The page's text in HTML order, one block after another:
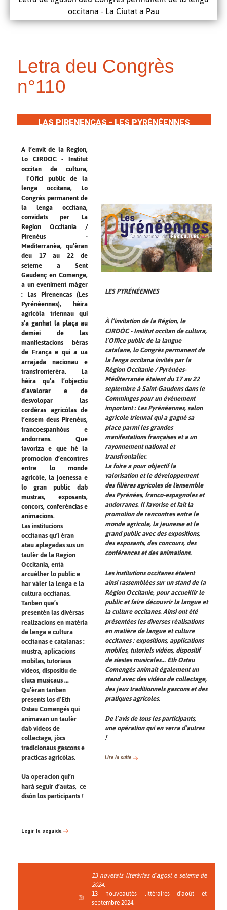
occitana - La Ciutat a Pau
Letra deu Congrès
n°110
LAS PIRENENCAS - LES PYRÉNÉENNES
A l’envit de la Region,
Lo CIRDOC - Institut
occitan de cultura,
l'Ofici public de la
lenga occitana, Lo
Congrès permanent de
la lenga occitana,
convidats per La
Region Occitania /
Pirenèus -
Mediterranèa, qu’èran
deu 17 au 22 de
seteme a Sent
Gaudenç en Comenge,
a un eveniment màger
: Las Pirenencas (Les
Pyrénéennes), hèira
agricòla triennau qui
s’a ganhat la plaça au
demiei de las
manifestacions bèras
de França e qui a ua
arrajada nacionau e
transfronterèra. La
hèira qu’a l’objectiu
d’avalorar e de
desvolopar las
cordèras agricòlas de
l’ensem deus Pirenèus,
francoespanhòus e
andorrans. Que
favoriza e que hè la
promocion d’encontres
entre lo monde
agricòle, la joenessa e
lo gran public dab
mustras, exposants,
concors, conferéncias e
animacions.
Las institucions
occitanas qu’i èran
atau aplegadas sus un
taulèr de la Region
Occitania, entà
arcuélher lo public e
har vàler la lenga e la
cultura occitanas.
Tanben que’s
presentèn las divèrsas
realizacions en matèria
de lenga e cultura
occitanas e catalanas :
mustra, aplicacions
mobilas, tutoriaus
videos, dispositiu de
clucs musicaus ...
Qu’èran tanben
presents los d’Eth
Ostau Comengés qui
animavan un taulèr
dab videos de
collectage, jòcs
tradicionaus gascons e
practicas agricòlas.
Ua operacion qui’n
harà seguir d’autas, ce
disón los participants !
Legir la seguida
LES PYRÉNÉENNES
À l’invitation de la Région, le
CIRDÒC - Institut occitan de cultura,
l’Office public de la langue
catalane, lo Congrès permanent de
la lenga occitana invités par la
Région Occitanie / Pyrénées-
Méditerranée étaient du 17 au 22
septembre à Saint-Gaudens dans le
Comminges pour un événement
important : Les Pyrénéennes, salon
agricole triennal qui a gagné sa
place parmi les grandes
manifestations françaises et a un
rayonnement national et
transfrontalier.
La foire a pour objectif la
valorisation et le développement
des filières agricoles de l'ensemble
des Pyrénées, franco-espagnoles et
andorranes. Il favorise et fait la
promotion de rencontres entre le
monde agricole, la jeunesse et le
grand public avec des expositions,
des exposants, des concours, des
conférences et des animations.
Les institutions occitanes étaient
ainsi rassemblées sur un stand de la
Région Occitanie, pour accueillir le
public et faire découvrir la langue et
la culture occitanes. Ainsi ont été
présentées les diverses réalisations
en matière de langue et culture
occitanes : expositions, applications
mobiles, tutoriels vidéos, dispositif
de siestes musicales... Eth Ostau
Comengés animait également un
stand avec des vidéos de collectage,
des jeux traditionnels gascons et des
pratiques agricoles.
De l’avis de tous les participants,
une opération qui en verra d’autres
!
Lire la suite
13 novetats literàrias d’agost e seteme de
2024.
13 nouveautés littéraires d'août et
septembre 2024.